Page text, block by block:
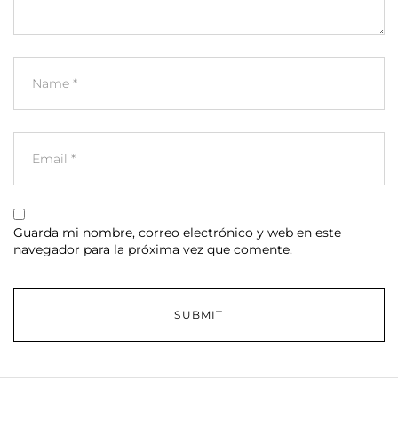
Guarda mi nombre, correo electrónico y web en este
navegador para la próxima vez que comente.